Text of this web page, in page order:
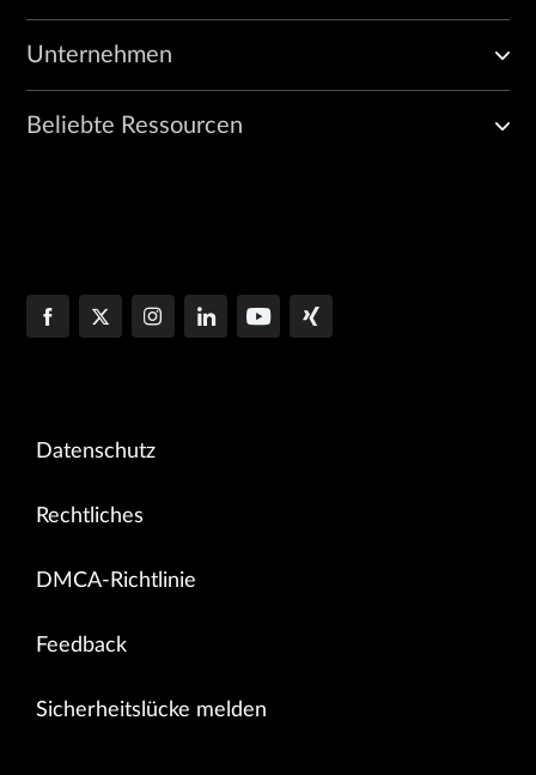
Unternehmen
Beliebte Ressourcen
Datenschutz
Rechtliches
DMCA-Richtlinie
Feedback
Sicherheitslücke melden